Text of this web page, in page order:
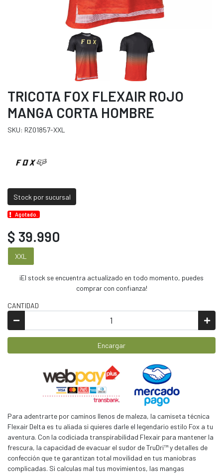
TRICOTA FOX FLEXAIR ROJO
MANGA CORTA HOMBRE
SKU: RZ01857-XXL
Stock por sucursal
Agotado.
$ 39.990
XXL
¡El stock se encuentra actualizado en todo momento, puedes
comprar con confianza!
CANTIDAD
Encargar
Para adentrarte por caminos llenos de maleza, la camiseta técnica
Flexair Delta es tu aliada si quieres darle el legendario estilo Fox a tu
aventura. Con la codiciada transpirabilidad Flexair para mantener la
frescura, la capacidad de evacuar el sudor de TruDri™ y detalles de
confección que te garantizan total movilidad en tus maniobras
complicadas. Si calculas mal tus movimientos, las mangas